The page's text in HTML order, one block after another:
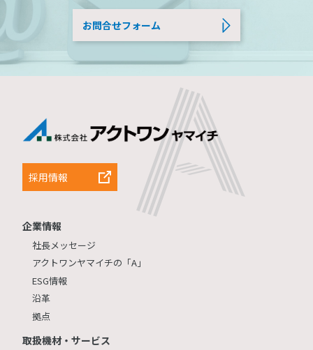
お問合せフォーム
採用情報
企業情報
社長メッセージ
アクトワンヤマイチの「A」
ESG情報
沿革
拠点
取扱機材・サービス